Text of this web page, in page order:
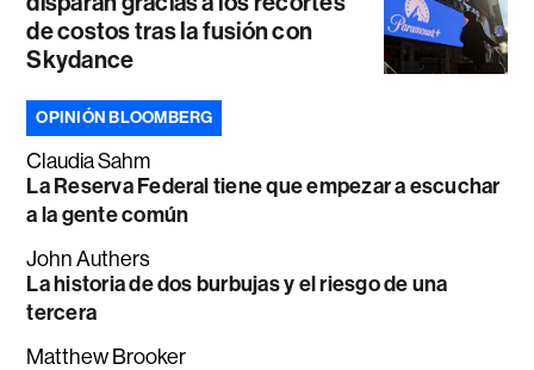
de costos tras la fusión con
Skydance
OPINIÓN BLOOMBERG
Claudia Sahm
La Reserva Federal tiene que empezar a escuchar
a la gente común
John Authers
La historia de dos burbujas y el riesgo de una
tercera
Matthew Brooker